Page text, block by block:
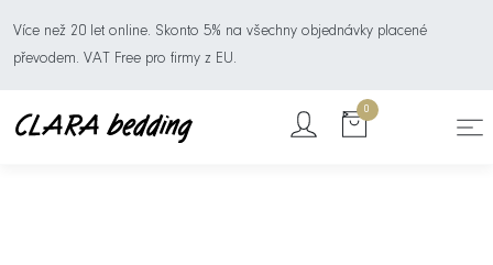
Více než 20 let online. Skonto 5% na všechny objednávky placené
převodem. VAT Free pro firmy z EU.
0